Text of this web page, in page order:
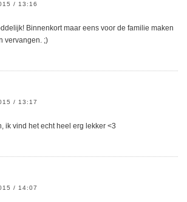
/ 13:16
Binnenkort maar eens voor de familie maken
vervangen. ;)
/ 13:17
ik vind het echt heel erg lekker <3
/ 14:07